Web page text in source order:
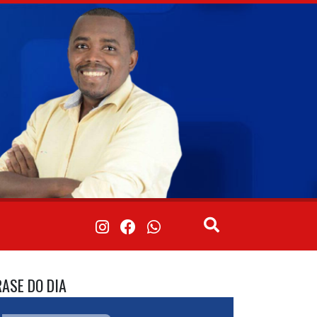
DO DIA